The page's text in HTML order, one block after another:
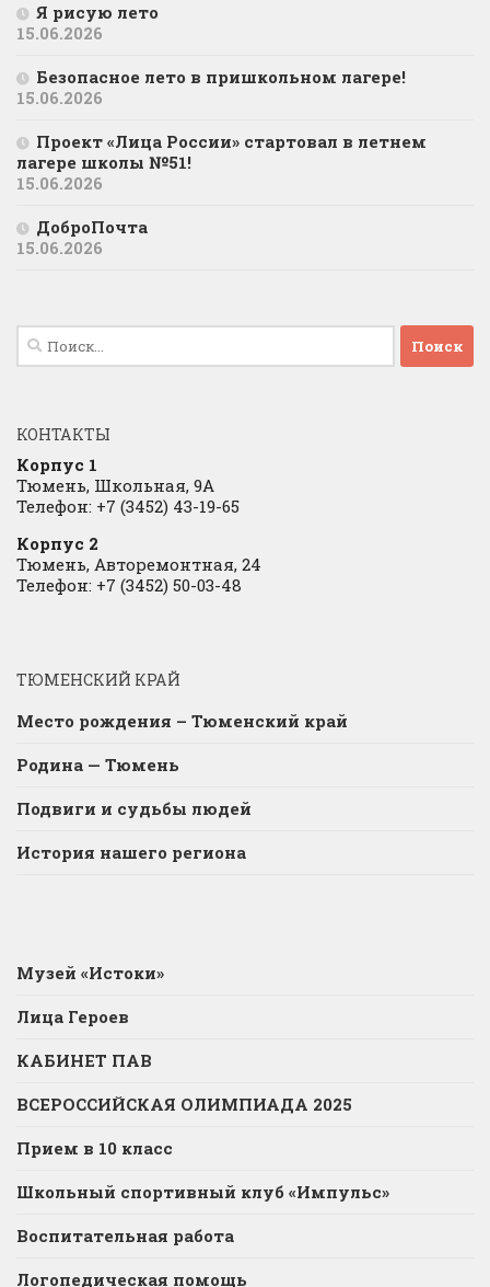
Я рисую лето
15.06.2026
Безопасное лето в пришкольном лагере!
15.06.2026
Проект «Лица России» стартовал в летнем
лагере школы №51!
15.06.2026
ДоброПочта
15.06.2026
Найти:
КОНТАКТЫ
Корпус 1
Тюмень, Школьная, 9А
Телефон: +7 (3452) 43-19-65
Корпус 2
Тюмень, Авторемонтная, 24
Телефон: +7 (3452) 50-03-48
ТЮМЕНСКИЙ КРАЙ
Место рождения – Тюменский край
Родина — Тюмень
Подвиги и судьбы людей
История нашего региона
Музей «Истоки»
Лица Героев
КАБИНЕТ ПАВ
ВСЕРОССИЙСКАЯ ОЛИМПИАДА 2025
Прием в 10 класс
Школьный спортивный клуб «Импульс»
Воспитательная работа
Логопедическая помощь